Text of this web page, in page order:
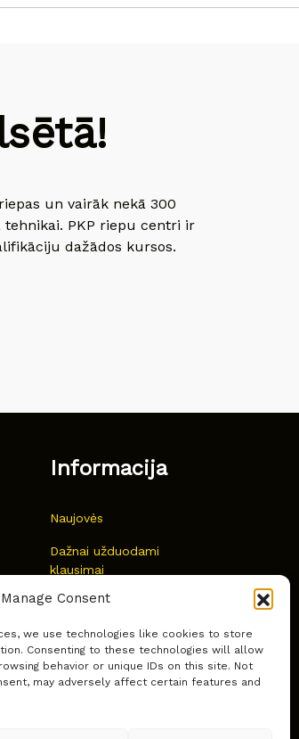
Manage Consent
we use technologies like cookies to store
Consenting to these technologies will allow
behavior or unique IDs on this site. Not
may adversely affect certain features and
un vairāk nekā 300
PKP riepu centri ir
dažādos kursos.
Informacija
Naujovės
Dažnai užduodami
klausimai
Kur nusipirkti?
Privatumas